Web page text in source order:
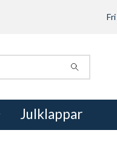
Julklappar